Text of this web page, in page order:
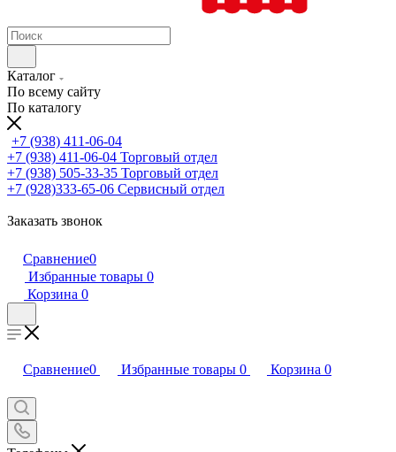
Каталог
По всему сайту
По каталогу
+7 (938) 411-06-04
+7 (938) 411-06-04 Торговый отдел
+7 (938) 505-33-35 Торговый отдел
+7 (928)333-65-06 Сервисный отдел
Заказать звонок
Сравнение0
Избранные товары 0
Корзина 0
Сравнение0 Избранные товары 0 Корзина 0